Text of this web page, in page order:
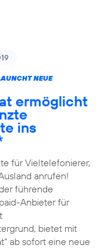
NEUE
ermöglicht
ins
für Vieltelefonierer,
anrufen!
führende
Anbieter für
bietet mit
ab sofort eine neue